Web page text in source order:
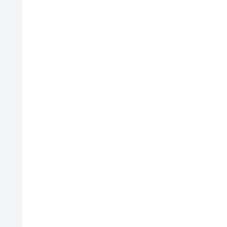
夏の甲子園、優勝校を最も多く輩出している